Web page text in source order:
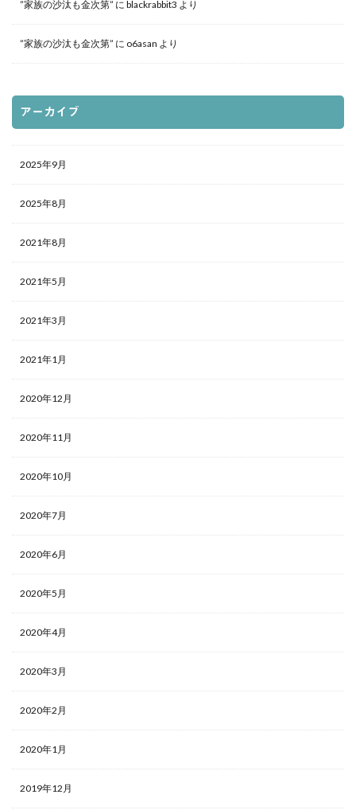
”家族の沙汰も金次第” に blackrabbit3 より
”家族の沙汰も金次第” に o6asan より
アーカイブ
2025年9月
2025年8月
2021年8月
2021年5月
2021年3月
2021年1月
2020年12月
2020年11月
2020年10月
2020年7月
2020年6月
2020年5月
2020年4月
2020年3月
2020年2月
2020年1月
2019年12月